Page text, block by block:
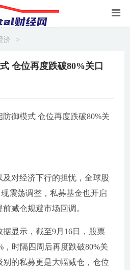
济 >
仓位再度跌破80%关口
御模式 仓位再度跌破80%关
及对经济下行的担忧，全球股
震荡调整，私募基金也开启
减仓规避市场回调。
显示，截至9月16日，股票
，时隔四周后再度跌破80%关
的私募更是大幅减仓，仓位